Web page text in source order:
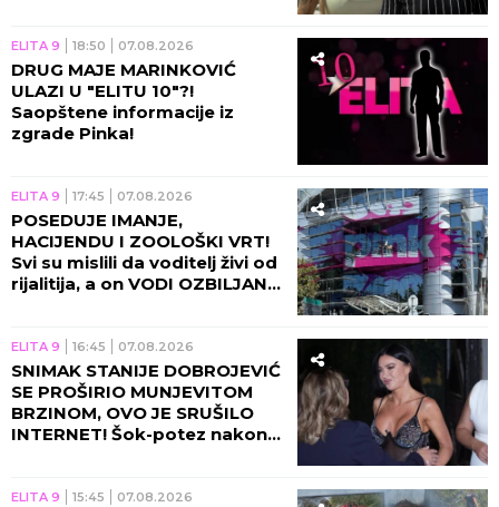
ELITA 9 18:50 07.08.2026
DRUG MAJE MARINKOVIĆ
ULAZI U "ELITU 10"?!
Saopštene informacije iz
zgrade Pinka!
ELITA 9 17:45 07.08.2026
POSEDUJE IMANJE,
HACIJENDU I ZOOLOŠKI VRT!
Svi su mislili da voditelj živi od
rijalitija, a on VODI OZBILJAN
ELITA 9 16:45 07.08.2026
SNIMAK STANIJE DOBROJEVIĆ
SE PROŠIRIO MUNJEVITOM
BRZINOM, OVO JE SRUŠILO
INTERNET! Šok-potez nakon
ELITA 9 15:45 07.08.2026